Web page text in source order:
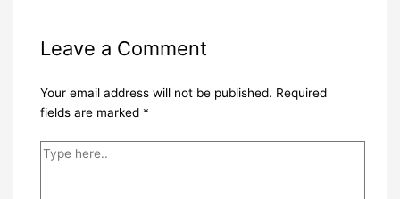
Leave a Comment
Your email address will not be published. Required
fields are marked *
Type